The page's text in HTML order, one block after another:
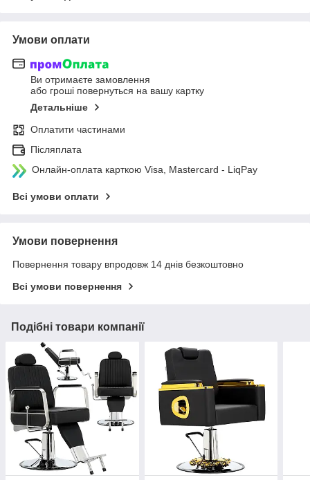
Умови оплати
Ви отримаєте замовлення
або гроші повернуться на вашу картку
Детальніше
Оплатити частинами
Післяплата
Онлайн-оплата карткою Visa, Mastercard - LiqPay
Всі умови оплати
Умови повернення
Повернення товару впродовж 14 днів безкоштовно
Всі умови повернення
Подібні товари компанії